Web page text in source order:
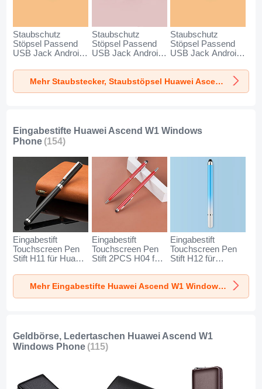
Staubschutz
Stöpsel Passend
USB Jack Android
für Huawei Ascend
W1 Windows
Phone Silber
Staubschutz
Stöpsel Passend
USB Jack Android
für Huawei Ascend
W1 Windows
Phone Rosegold
Staubschutz
Stöpsel Passend
USB Jack Android
Huawei Ascend W1
Windows Phone
Silber
Mehr Staubstecker, Staubstöpsel Huawei Ascend W1 Windows Phone
Eingabestifte Huawei Ascend W1 Windows
Phone (154)
Eingabestift
Touchscreen Pen
Stift H11 für Huawei
Windows Phone
Schwarz
Eingabestift
Touchscreen Pen
Stift 2PCS H04 für
Windows Phone
Rot
Eingabestift
Touchscreen Pen
Stift H12 für
Windows Phone
Blau
Mehr Eingabestifte Huawei Ascend W1 Windows Phone
Geldbörse, Ledertaschen Huawei Ascend W1
Windows Phone (115)